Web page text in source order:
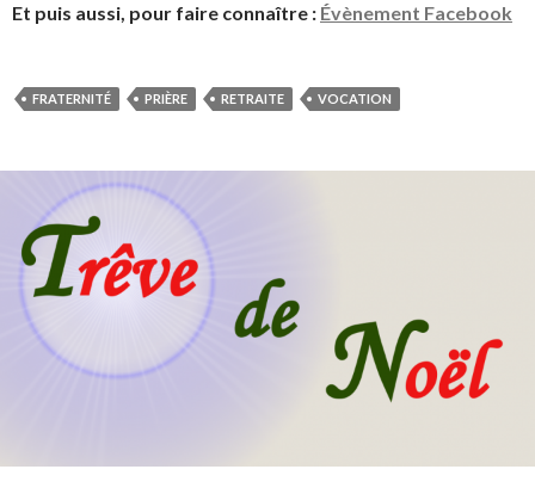
Et puis aussi, pour faire connaître : Évènement Facebook
FRATERNITÉ PRIÈRE RETRAITE VOCATION